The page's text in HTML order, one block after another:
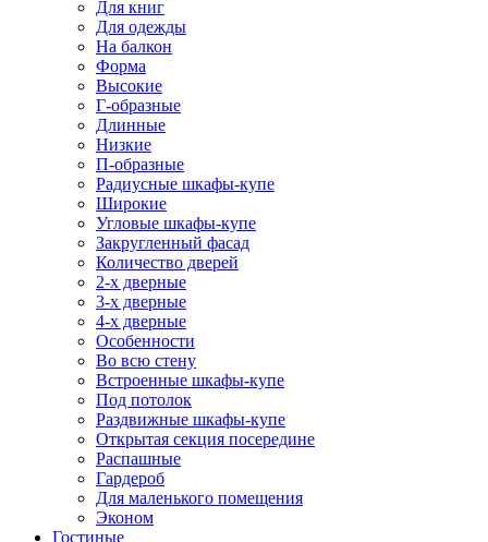
Для книг
Для одежды
На балкон
Форма
Высокие
Г-образные
Длинные
Низкие
П-образные
Радиусные шкафы-купе
Широкие
Угловые шкафы-купе
Закругленный фасад
Количество дверей
2-х дверные
3-х дверные
4-х дверные
Особенности
Во всю стену
Встроенные шкафы-купе
Под потолок
Раздвижные шкафы-купе
Открытая секция посередине
Распашные
Гардероб
Для маленького помещения
Эконом
Гостиные